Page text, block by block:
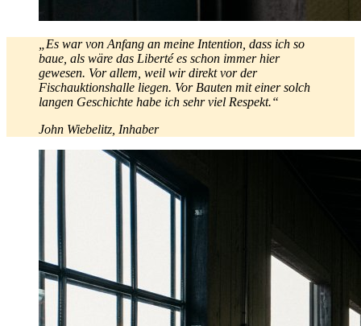
„Es war von Anfang an meine Intention, dass ich so
baue, als wäre das Liberté es schon immer hier
gewesen. Vor allem, weil wir direkt vor der
Fischauktionshalle liegen. Vor Bauten mit einer solch
langen Geschichte habe ich sehr viel Respekt.“
John Wiebelitz, Inhaber